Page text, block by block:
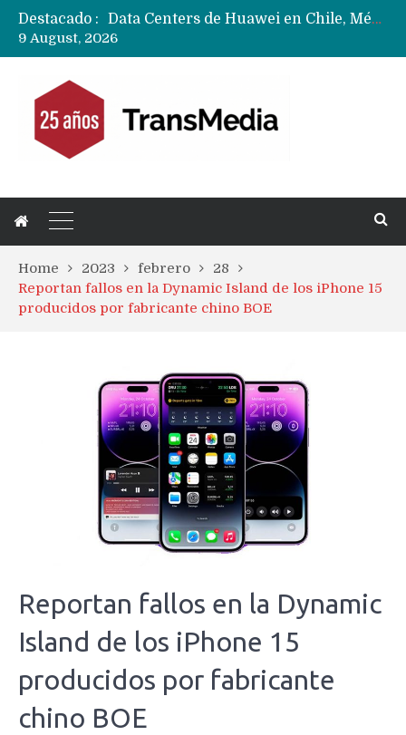
Destacado :
Data Centers de Huawei en Chile, México, Brasil,Perú y Argentina podrían verse afectados por arremetida de EE.UU
9 August, 2026
Home 2023 febrero
28
Reportan fallos en la Dynamic Island de los iPhone 15
producidos por fabricante chino BOE
Reportan fallos en la Dynamic
Island de los iPhone 15
producidos por fabricante
chino BOE